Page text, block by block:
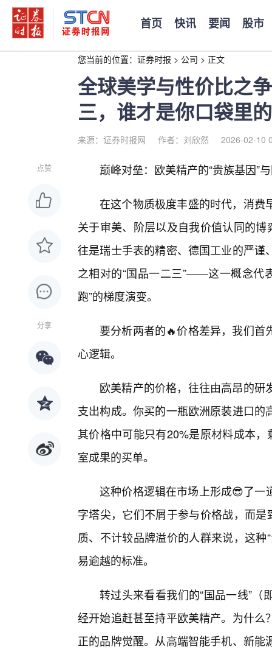
首页 快讯 要闻 股市
您当前的位置： 证券时报 > 公司 > 正文
全球美学与性价比之
三，谁才是你口袋里
来源：证券时报网 作者：刘欣然 2026-02-10
点赞
分享
巅峰对垒：欧美精产的“贵族基因”
在这个物质极度丰盛的时代，消费
关于审美、阶层以及自我价值认同的
往是瑞士手表的精密、德国工业的严
之相对的“国品一二三”——这一概念代
跑”的梯度演变。
要分析两者的🔥价格差异，我们
心逻辑。
欧美精产的价格，往往由高昂的
支出构成。你买的一瓶欧洲原装进口
其价格中可能只有20%是原材料成本
室成果的买单。
这种价格逻辑在市场上形成😎了一
字塔尖，它们不屑于参与价格战，而
质、不计较品牌溢价的人群来说，这
易逾越的标准。
转过头来看看我们的“国品一线”
经开始追赶甚至持平欧美精产。为什
正的品牌觉醒。从高端智能手机、新